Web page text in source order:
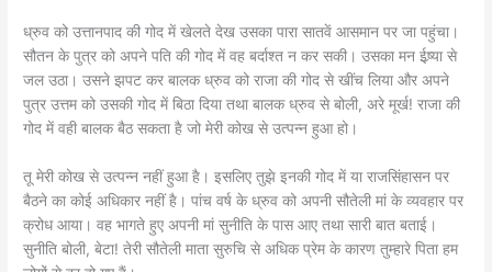
ध्रुव को उत्तानपाद की गोद में खेलते देख उसका पारा सातवें आसमान पर जा पहुंचा।
सौतन के पुत्र को अपने पति की गोद में वह बर्दाश्त न कर सकी। उसका मन ईष्र्या से
जल उठा। उसने झपट कर बालक ध्रुव को राजा की गोद से खींच लिया और अपने
पुत्र उत्तम को उसकी गोद में बिठा दिया तथा बालक ध्रुव से बोली, अरे मूर्ख! राजा की
गोद में वही बालक बैठ सकता है जो मेरी कोख से उत्पन्न हुआ हो।
तू मेरी कोख से उत्पन्न नहीं हुआ है। इसलिए तुझे इनकी गोद में या राजसिंहासन पर
बैठने का कोई अधिकार नहीं है। पांच वर्ष के ध्रुव को अपनी सौतेली मां के व्यवहार पर
क्रोध आया। वह भागते हुए अपनी मां सुनीति के पास आए तथा सारी बात बताई।
सुनीति बोली, बेटा! तेरी सौतेली माता सुरुचि से अधिक प्रेम के कारण तुम्हारे पिता हम